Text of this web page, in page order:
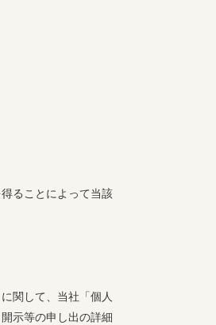
ることによって当該
関して、当社「個人
示等の申し出の詳細